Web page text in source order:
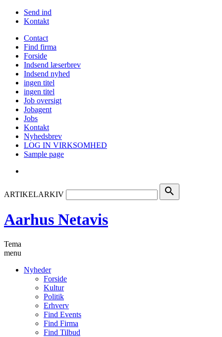
Send ind
Kontakt
Contact
Find firma
Forside
Indsend læserbrev
Indsend nyhed
ingen titel
ingen titel
Job oversigt
Jobagent
Jobs
Kontakt
Nyhedsbrev
LOG IN VIRKSOMHED
Sample page
ARTIKELARKIV search
Aarhus Netavis
Tema
menu
Nyheder
Forside
Kultur
Politik
Erhverv
Find Events
Find Firma
Find Tilbud